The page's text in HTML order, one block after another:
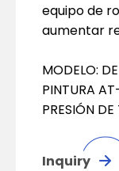
equipo de
aumentar
MODELO:
PINTURA
PRESIÓN
Inquiry